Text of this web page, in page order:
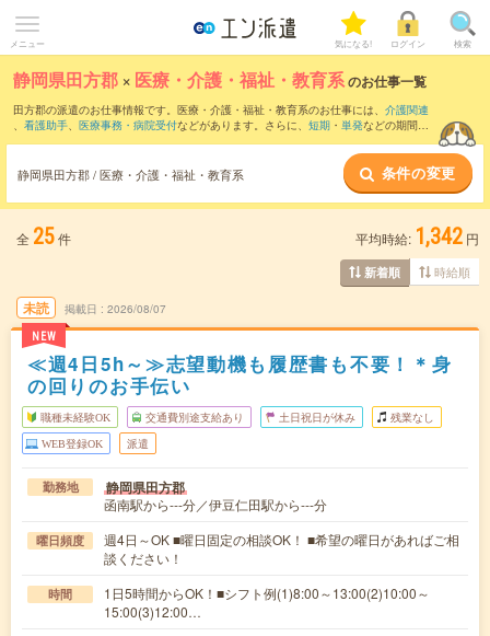
メニュー 気になる! ログイン 検索
静岡県田方郡 × 医療・介護・福祉・教育系のお仕事一覧
田方郡の派遣のお仕事情報です。医療・介護・福祉・教育系のお仕事には、 介護関連
、 看護助手、 医療事務・病院受付などがあります。さらに、 短期 ・ 単発などの期間
静岡県田方郡 / 医療・介護・福祉・教育系 条件の変更
全 25件 平均時給: 1,342 円
新着順 時給順
未読
NEW
掲載日 2026/08/07
≪週4日5h～≫志望動機も履歴書も不要！＊身
の回りのお手伝い
職種未経験OK 交通費別途支給あり 土日祝日が休み 残業なし
WEB登録OK 派遣
勤務地 静岡県田方郡
函南駅から---分／伊豆仁田駅から---分
曜日頻度
週4日～OK ■曜日固定の相談OK！ ■希望の曜日があればご相
談ください！
時間
1日5時間からOK！■シフト例(1)8:00～13:00(2)10:00～
15:00(3)12:00…